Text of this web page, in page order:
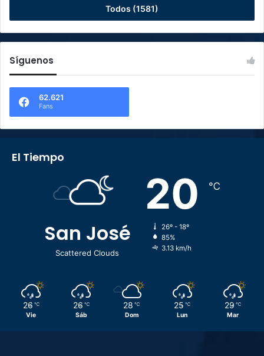
Todos (1581)
Síguenos
62.621
Fans
El Tiempo
San José
Scattered Clouds
20 ℃
26º - 18º
85%
3.13 km/h
26 ℃
Vie
26 ℃
Sáb
28 ℃
Dom
25 ℃
Lun
29 ℃
Mar